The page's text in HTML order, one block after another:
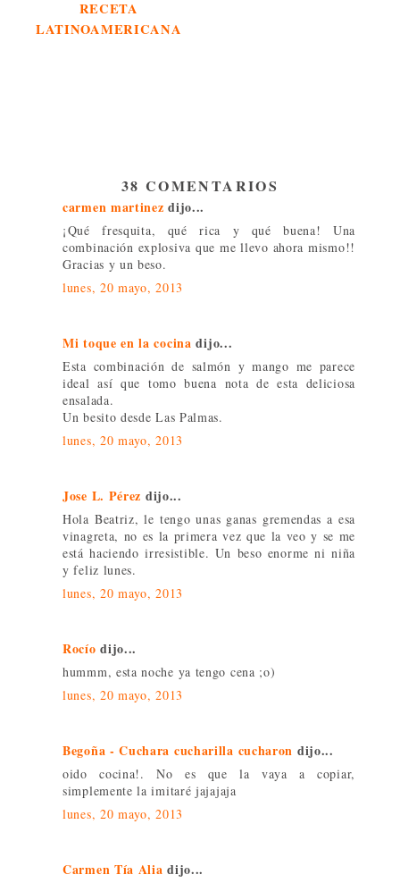
RECETA
LATINOAMERICANA
38 COMENTARIOS
carmen martinez dijo...
¡Qué fresquita, qué rica y qué buena! Una
combinación explosiva que me llevo ahora mismo!!
Gracias y un beso.
lunes, 20 mayo, 2013
Mi toque en la cocina dijo...
Esta combinación de salmón y mango me parece
ideal así que tomo buena nota de esta deliciosa
ensalada.
Un besito desde Las Palmas.
lunes, 20 mayo, 2013
Jose L. Pérez dijo...
Hola Beatriz, le tengo unas ganas gremendas a esa
vinagreta, no es la primera vez que la veo y se me
está haciendo irresistible. Un beso enorme ni niña
y feliz lunes.
lunes, 20 mayo, 2013
Rocío dijo...
hummm, esta noche ya tengo cena ;o)
lunes, 20 mayo, 2013
Begoña - Cuchara cucharilla cucharon dijo...
oido cocina!. No es que la vaya a copiar,
simplemente la imitaré jajajaja
lunes, 20 mayo, 2013
Carmen Tía Alia dijo...